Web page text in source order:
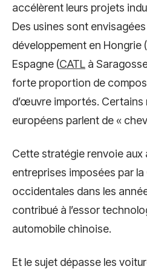
accélèrent leurs projets
Des usines sont
développement en Hongrie
Espagne (CATL à
forte proportion de
d’œuvre importés. Certains
européens parlent de «
Cette stratégie renvoie
entreprises imposées par la
occidentales dans les
contribué à l’essor
automobile chinoise.
Et le sujet dépasse les